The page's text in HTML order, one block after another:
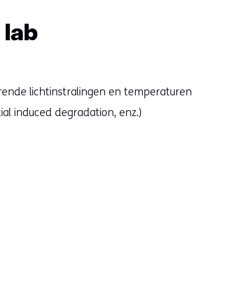
lab
lichtinstralingen en temperaturen
induced degradation, enz.)